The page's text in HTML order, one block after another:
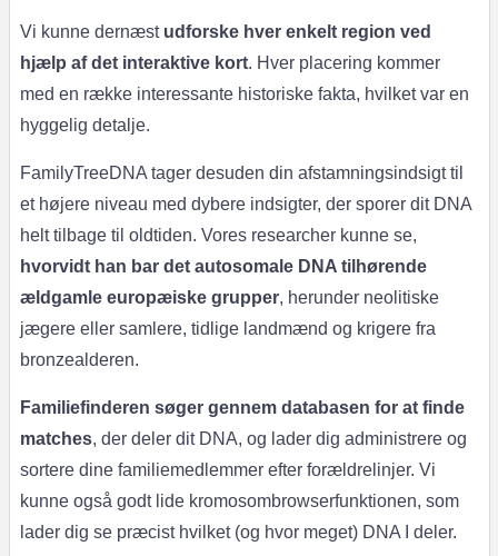
Vi kunne dernæst udforske hver enkelt region ved
hjælp af det interaktive kort. Hver placering kommer
med en række interessante historiske fakta, hvilket var en
hyggelig detalje.
FamilyTreeDNA tager desuden din afstamningsindsigt til
et højere niveau med dybere indsigter, der sporer dit DNA
helt tilbage til oldtiden. Vores researcher kunne se,
hvorvidt han bar det autosomale DNA tilhørende
ældgamle europæiske grupper, herunder neolitiske
jægere eller samlere, tidlige landmænd og krigere fra
bronzealderen.
Familiefinderen søger gennem databasen for at finde
matches, der deler dit DNA, og lader dig administrere og
sortere dine familiemedlemmer efter forældrelinjer. Vi
kunne også godt lide kromosombrowserfunktionen, som
lader dig se præcist hvilket (og hvor meget) DNA I deler.